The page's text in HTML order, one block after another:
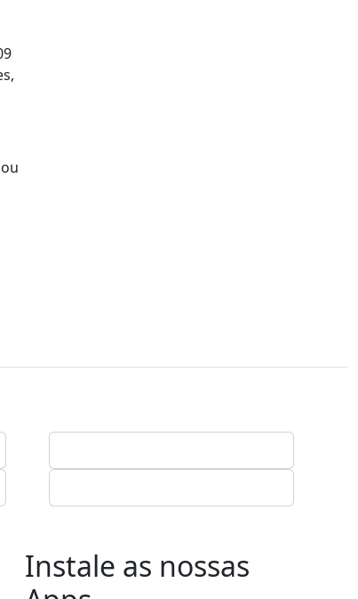
Instale as nossas